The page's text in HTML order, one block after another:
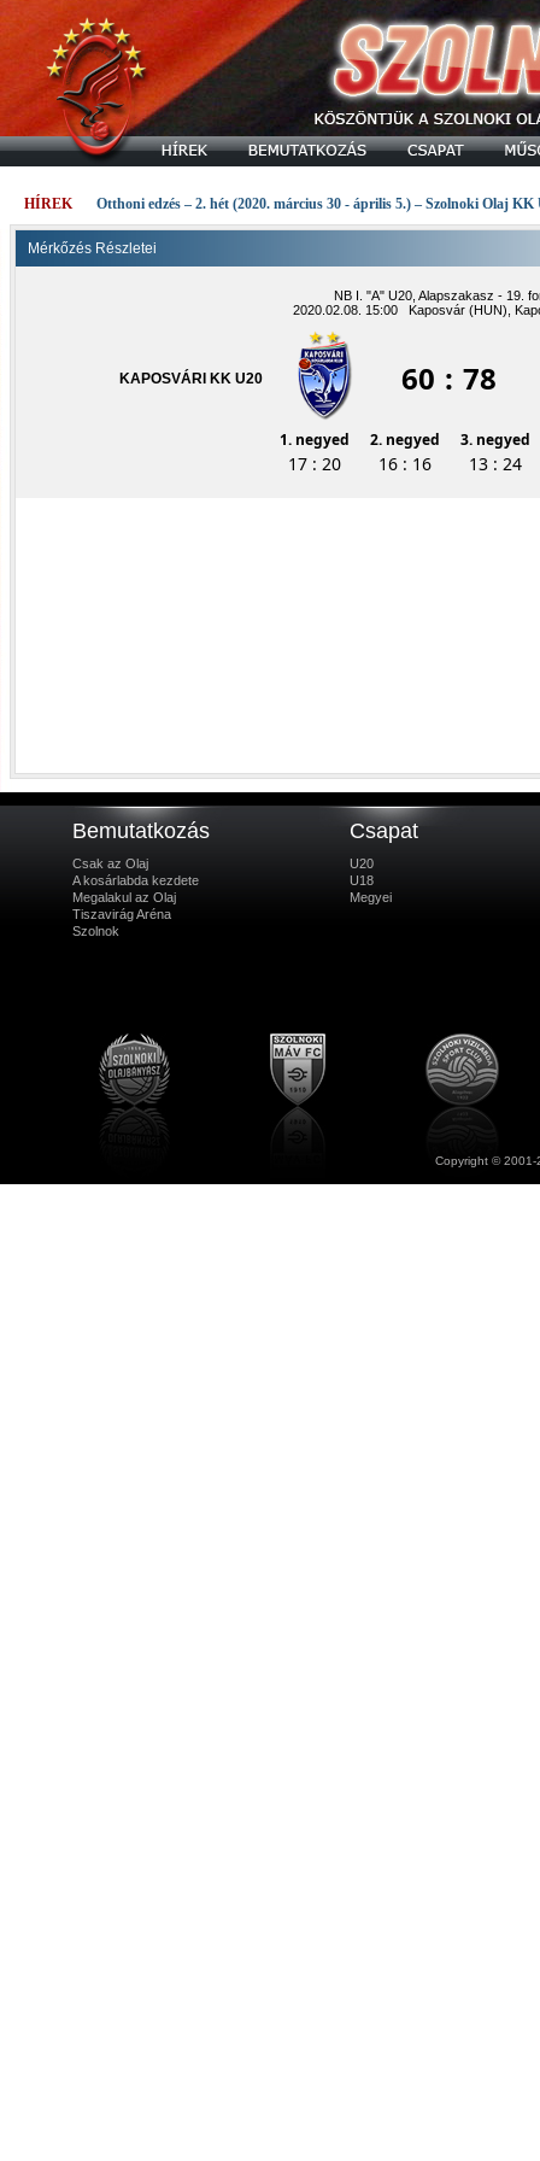
HÍREK Otthoni edzés – 2. hét (2020. március 30 - április 5.) – Szolnoki Olaj KK
Mérkőzés Részletei
NB I. "A" U20, Alapszakasz - 19.
2020.02.08. 15:00 Kaposvár (HUN),
KAPOSVÁRI KK U20 60 : 78
1. negyed 2. negyed 3. negyed
17 : 20 16 : 16 13 : 24
Bemutatkozás
Csak az Olaj
A kosárlabda kezdete
Megalakul az Olaj
Tiszavirág Aréna
Szolnok
Csapat
U20
U18
Megyei
Copyright ©